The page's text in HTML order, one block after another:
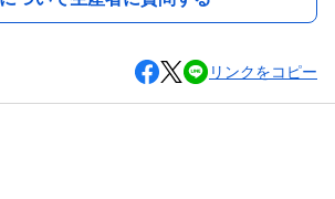
リンクをコピー